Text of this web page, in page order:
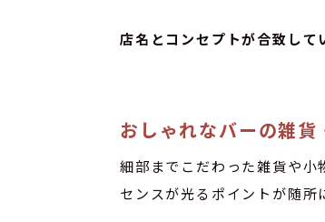
店名とコンセプトが合致して
おしゃれなバーの雑貨
細部までこだわった雑貨や小
センスが光るポイントが随所